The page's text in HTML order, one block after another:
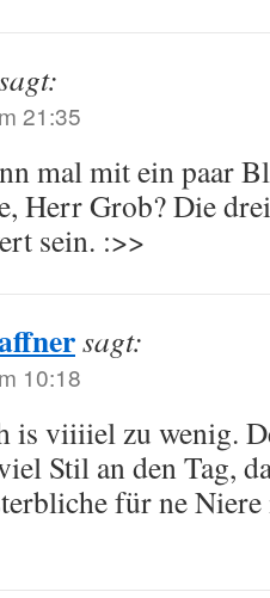
21:35
mal mit ein paar
Herr Grob? Die
sein. :>>
sagt:
10:18
is viiiiel zu wenig.
Stil an den Tag,
für ne Niere